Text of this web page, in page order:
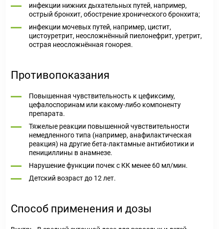
инфекции нижних дыхательных путей, например,
острый бронхит, обострение хронического бронхита;
инфекции мочевых путей, например, цистит,
цистоуретрит, неосложнённый пиелонефрит, уретрит,
острая неосложнённая гонорея.
Противопоказания
Повышенная чувствительность к цефиксиму,
цефалоспоринам или какому-либо компоненту
препарата.
Тяжелые реакции повышенной чувствительности
немедленного типа (например, анафилактическая
реакция) на другие бета-лактамные антибиотики и
пенициллины в анамнезе.
Нарушение функции почек с КК менее 60 мл/мин.
Детский возраст до 12 лет.
Способ применения и дозы